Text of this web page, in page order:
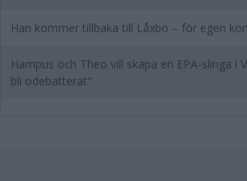
Han kommer tillbaka till Låxbo – för egen
Hampus och Theo vill skapa en EPA-slinga i
bli odebatterat"